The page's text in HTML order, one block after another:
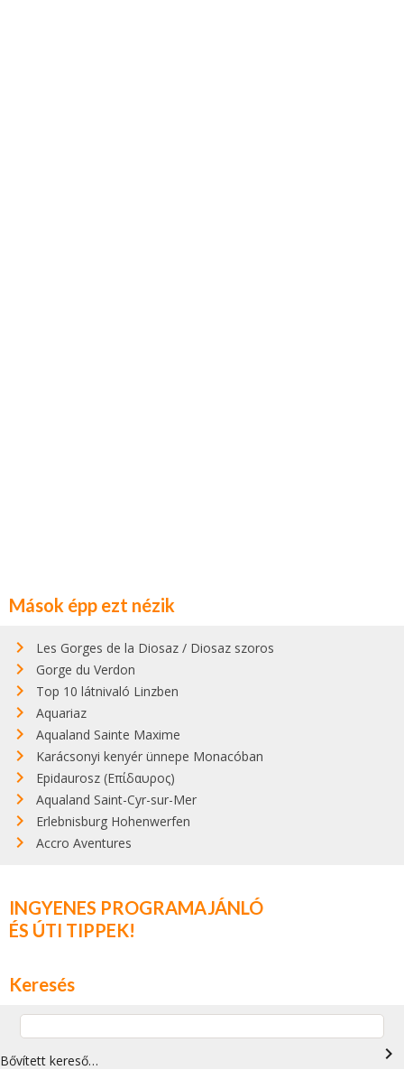
Mások épp ezt nézik
Les Gorges de la Diosaz / Diosaz szoros
Gorge du Verdon
Top 10 látnivaló Linzben
Aquariaz
Aqualand Sainte Maxime
Karácsonyi kenyér ünnepe Monacóban
Epidaurosz (Επίδαυρος)
Aqualand Saint-Cyr-sur-Mer
Erlebnisburg Hohenwerfen
Accro Aventures
INGYENES PROGRAMAJÁNLÓ
ÉS ÚTI TIPPEK!
Keresés
Bővített kereső… navigate_next